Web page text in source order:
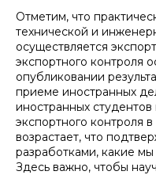
Отметим, что
технической и
осуществляется
экспортного контроля
опубликовании
приеме иностранных
иностранных
экспортного контроля
возрастает, что
разработками, какие
Здесь важно, чтобы